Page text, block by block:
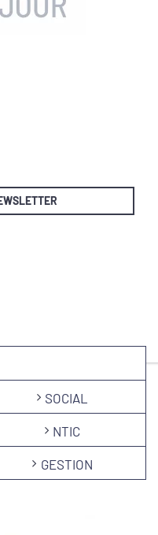
SOCIAL
NTIC
GESTION